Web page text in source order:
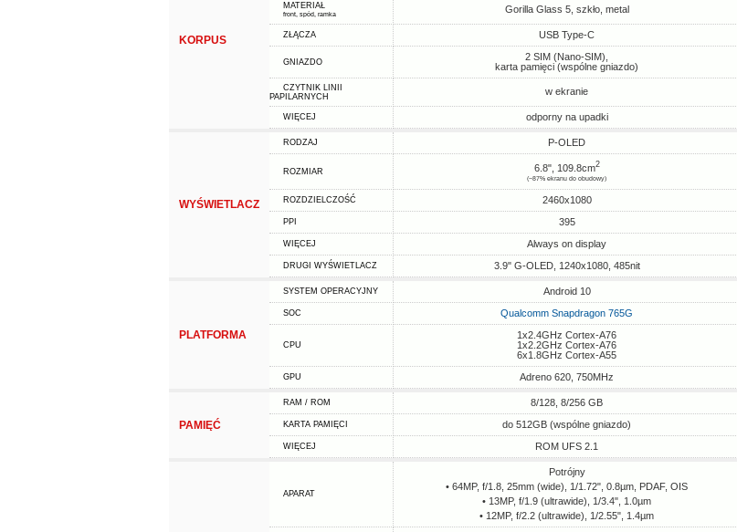
KORPUS
MATERIAŁ
front, spód, ramka Gorilla Glass 5, szkło, metal
ZŁĄCZA USB Type-C
GNIAZDO
2 SIM (Nano-SIM),
karta pamięci (wspólne gniazdo)
CZYTNIK LINII
PAPILARNYCH
w ekranie
WIĘCEJ odporny na upadki
WYŚWIETLACZ
RODZAJ P-OLED
ROZMIAR 6.8", 109.8cm2
(~87% ekranu do obudowy)
ROZDZIELCZOŚĆ 2460x1080
PPI 395
WIĘCEJ Always on display
DRUGI WYŚWIETLACZ 3.9" G-OLED, 1240х1080, 485nit
PLATFORMA
SYSTEM OPERACYJNY Android 10
SOC Qualcomm Snapdragon 765G
CPU
1x2.4GHz Cortex-A76
1x2.2GHz Cortex-A76
6x1.8GHz Cortex-A55
GPU Adreno 620, 750MHz
PAMIĘĆ
RAM / ROM 8/128, 8/256 GB
KARTA PAMIĘCI do 512GB (wspólne gniazdo)
WIĘCEJ ROM UFS 2.1
APARAT
Potrójny
• 64MP, f/1.8, 25mm (wide), 1/1.72", 0.8µm, PDAF, OIS
• 13MP, f/1.9 (ultrawide), 1/3.4", 1.0µm
• 12MP, f/2.2 (ultrawide), 1/2.55", 1.4µm